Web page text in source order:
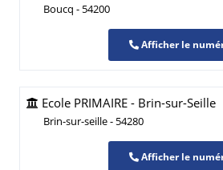
Boucq - 54200
Afficher le
Ecole PRIMAIRE - Brin-sur-Seille
Brin-sur-seille - 54280
Afficher le